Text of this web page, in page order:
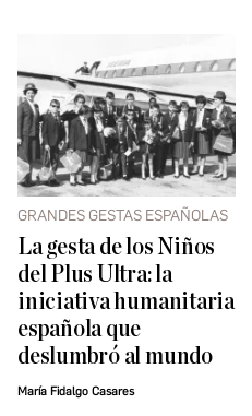
GRANDES GESTAS ESPAÑOLAS
La gesta de los Niños
del Plus Ultra: la
iniciativa humanitaria
española que
deslumbró al mundo
María Fidalgo Casares